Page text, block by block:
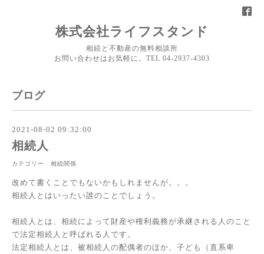
株式会社ライフスタンド
相続と不動産の無料相談所
お問い合わせはお気軽に。TEL 04-2937-4303
ブログ
2021-08-02 09:32:00
相続人
カテゴリー 相続関係
改めて書くことでもないかもしれませんが。。。
相続人とはいったい誰のことでしょう。
相続人とは、相続によって財産や権利義務が承継される人のこと
で法定相続人と呼ばれる人です。
法定相続人とは、被相続人の配偶者のほか、子ども（直系卑